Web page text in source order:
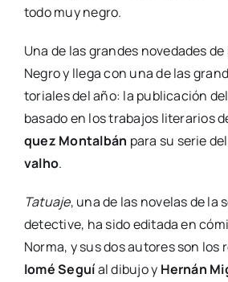
todo muy negro.
Una de las gran­des nove­da­des de
Negro y lle­ga con una de las
to­ria­les del año: la publi­ca­ción
basa­do en los tra­ba­jos lite­ra­rios
quez Mon­tal­bán para su serie del
valho.
Tatua­je, una de las nove­las de la
detec­ti­ve, ha sido edi­ta­da en
Nor­ma, y sus dos auto­res son los
lo­mé Seguíal dibu­jo y Her­nán